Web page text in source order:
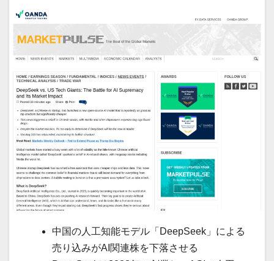
中国の人工知能モデル「DeepSeek」による
売り込みがAI関連株を下落させる